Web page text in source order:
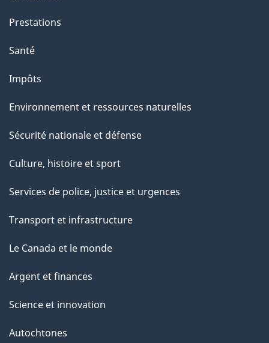
g
e
Prestations
Santé
Impôts
Environnement et ressources naturelles
Sécurité nationale et défense
Culture, histoire et sport
Services de police, justice et urgences
Transport et infrastructure
Le Canada et le monde
Argent et finances
Science et innovation
Autochtones